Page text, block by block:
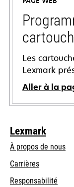
nouvel
onglet
Les
Lexmark
Aller à la
Lexmark
À propos de nous
Carrières
s’ouvre
Responsabilité